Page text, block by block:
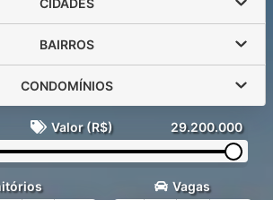
BAIRROS
CONDOMÍNIOS
Valor (R$) 29.200.000
Vagas